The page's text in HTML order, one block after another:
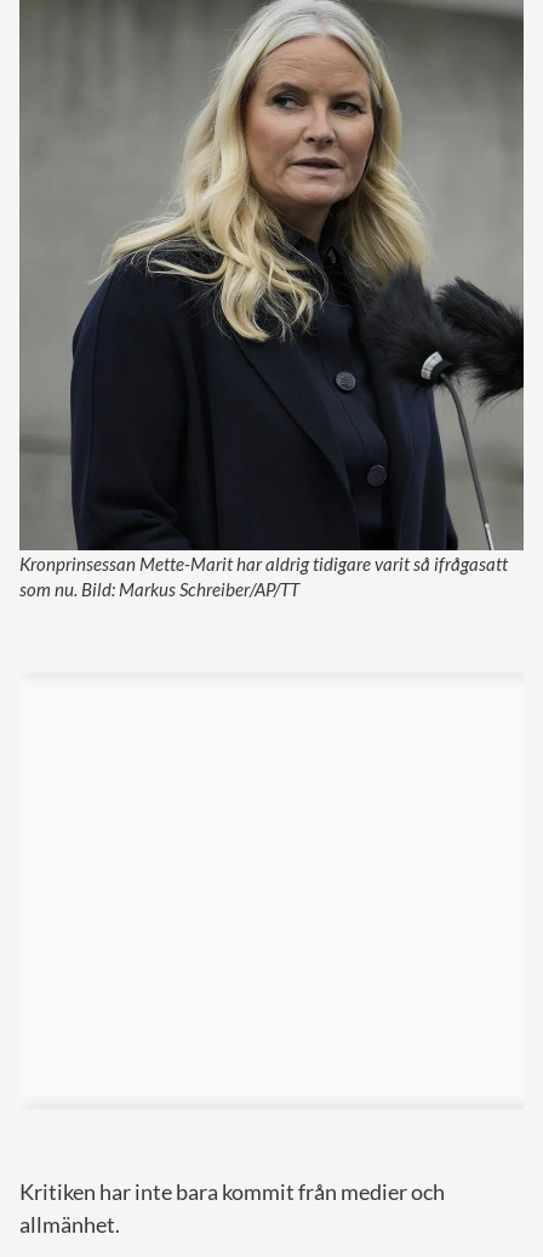
Kronprinsessan Mette-Marit har aldrig tidigare varit så ifrågasatt
som nu. Bild: Markus Schreiber/AP/TT
Kritiken har inte bara kommit från medier och
allmänhet.